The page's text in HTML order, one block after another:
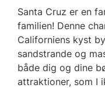
Santa Cruz er en
familien! Denne
Californiens kyst
sandstrande og
både dig og dine
attraktioner, som I